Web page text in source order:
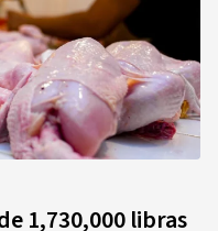
1,730,000 libras